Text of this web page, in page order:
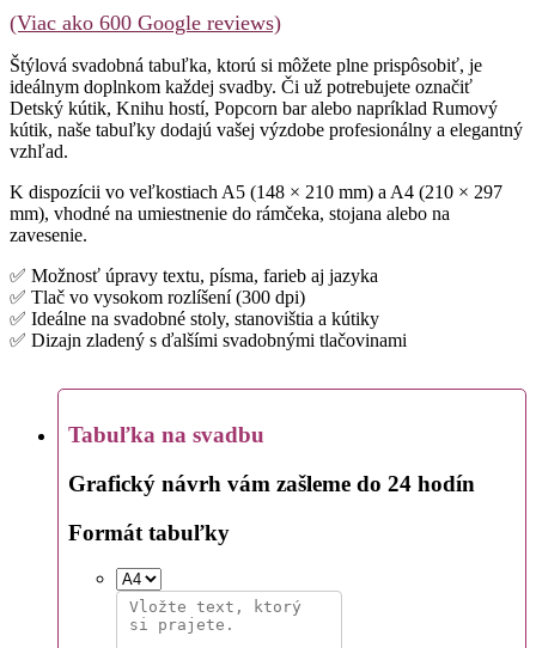
(Viac ako 600 Google reviews)
Štýlová svadobná tabuľka, ktorú si môžete plne prispôsobiť, je
ideálnym doplnkom každej svadby. Či už potrebujete označiť
Detský kútik, Knihu hostí, Popcorn bar alebo napríklad Rumový
kútik, naše tabuľky dodajú vašej výzdobe profesionálny a elegantný
vzhľad.
K dispozícii vo veľkostiach A5 (148 × 210 mm) a A4 (210 × 297
mm), vhodné na umiestnenie do rámčeka, stojana alebo na
zavesenie.
✅ Možnosť úpravy textu, písma, farieb aj jazyka
✅ Tlač vo vysokom rozlíšení (300 dpi)
✅ Ideálne na svadobné stoly, stanovištia a kútiky
✅ Dizajn zladený s ďalšími svadobnými tlačovinami
Tabuľka na svadbu
Grafický návrh vám zašleme do 24 hodín
Formát tabuľky